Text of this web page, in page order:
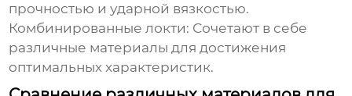
прочностью и ударной вязкостью.
Комбинированные локти: Сочетают в себе
различные материалы для достижения
оптимальных характеристик.